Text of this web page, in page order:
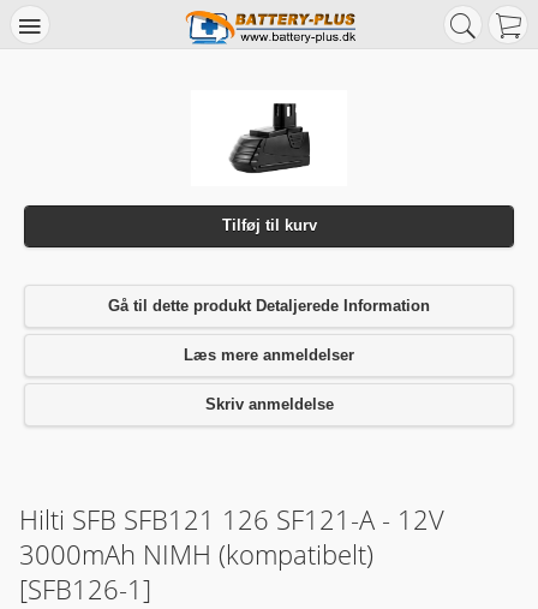
Tilføj til kurv
Gå til dette produkt Detaljerede Information
Læs mere anmeldelser
Skriv anmeldelse
Hilti SFB SFB121 126 SF121-A - 12V
3000mAh NIMH (kompatibelt)
[SFB126-1]